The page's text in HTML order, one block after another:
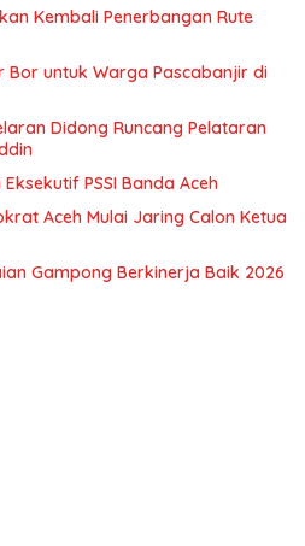
Kembali Penerbangan Rute
Bor untuk Warga Pascabanjir di
Didong Runcang Pelataran
PSSI Banda Aceh
Aceh Mulai Jaring Calon Ketua
Gampong Berkinerja Baik 2026